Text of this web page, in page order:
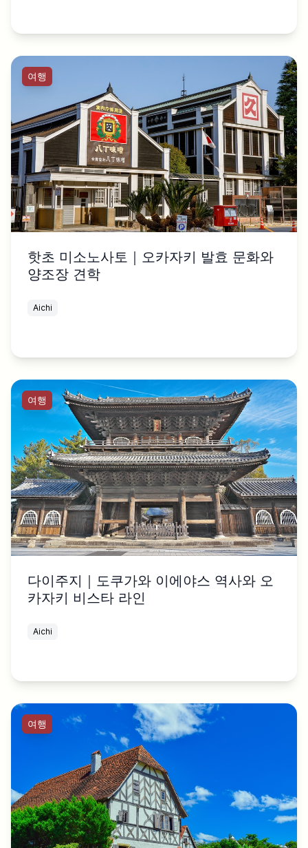
여행
핫초 미소노사토｜오카자키 발효 문화와
양조장 견학
Aichi
여행
다이주지｜도쿠가와 이에야스 역사와 오
카자키 비스타 라인
Aichi
여행